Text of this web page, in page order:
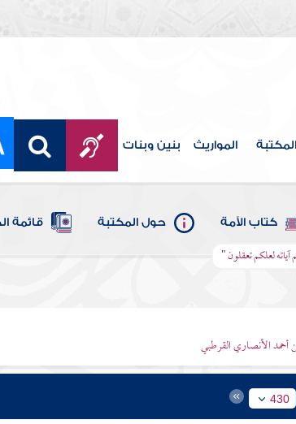
المكتبة المواريث بنين وبنات
كتاب الأمة حول المكتبة قائمة
آياته لعلكم تعقلون "
الأنصاري القرطبي
430